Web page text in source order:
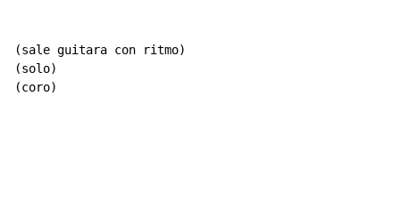
(sale guitara con ritmo)
(solo)
(coro)